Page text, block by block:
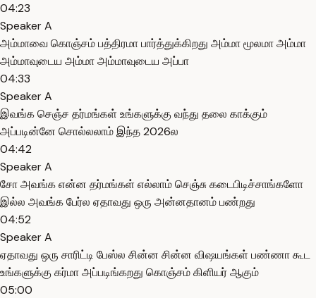
04:23
Speaker A
அம்மாவை கொஞ்சம் பத்திரமா பார்த்துக்கிறது அம்மா மூலமா அம்மா
அம்மாவுடைய அம்மா அம்மாவுடைய அப்பா
04:33
Speaker A
இவங்க செஞ்ச தர்மங்கள் உங்களுக்கு வந்து தலை காக்கும்
அப்படின்னே சொல்லலாம் இந்த 2026ல
04:42
Speaker A
சோ அவங்க என்ன தர்மங்கள் எல்லாம் செஞ்சு கடைபிடிச்சாங்களோ
இல்ல அவங்க பேர்ல ஏதாவது ஒரு அன்னதானம் பண்றது
04:52
Speaker A
ஏதாவது ஒரு சாரிட்டி பேஸ்ல சின்ன சின்ன விஷயங்கள் பண்ணா கூட
உங்களுக்கு கர்மா அப்படிங்கறது கொஞ்சம் கிளியர் ஆகும்
05:00